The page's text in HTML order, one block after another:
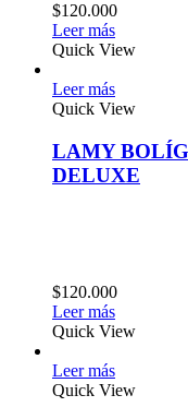
$120.000
Leer más
Quick View
Leer más
Quick View
LAMY
DELUXE
$120.000
Leer más
Quick View
Leer más
Quick View